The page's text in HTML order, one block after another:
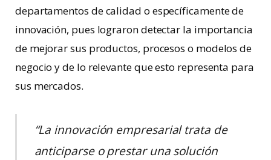
departamentos de calidad o específicamente de
innovación, pues lograron detectar la importancia
de mejorar sus productos, procesos o modelos de
negocio y de lo relevante que esto representa para
sus mercados.
“La innovación empresarial trata de
anticiparse o prestar una solución